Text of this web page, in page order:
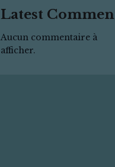
Latest
Aucun commentaire à
afficher.